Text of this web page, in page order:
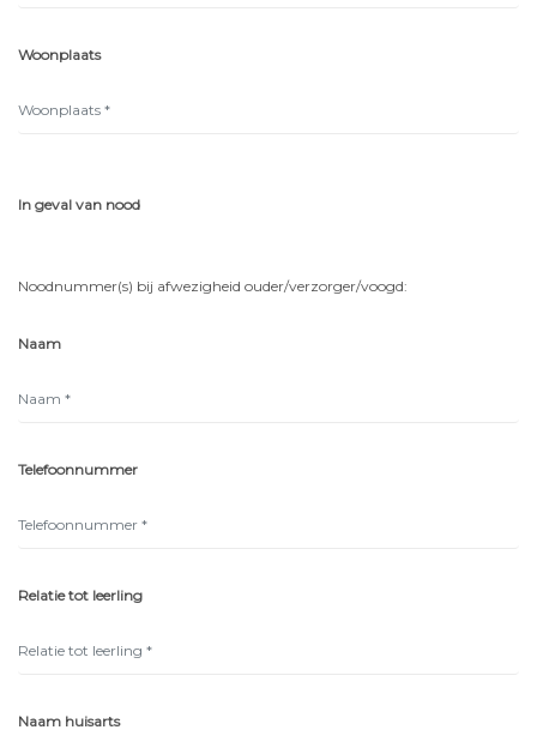
Woonplaats
In geval van nood
Noodnummer(s) bij afwezigheid ouder/verzorger/voogd:
Naam
Telefoonnummer
Relatie tot leerling
Naam huisarts